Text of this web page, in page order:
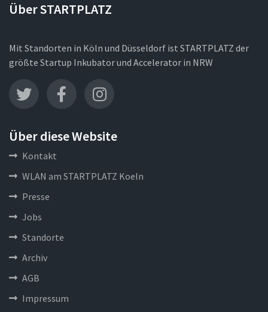
Über STARTPLATZ
Mit Standorten in Köln und Düsseldorf ist STARTPLATZ der
größte Startup Inkubator und Accelerator in NRW
Über diese Website
Kontakt
WLAN am STARTPLATZ Koeln
Presse
Jobs
Standorte
Archiv
AGB
Impressum